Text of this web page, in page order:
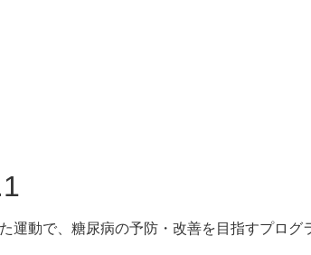
運動で、糖尿病の予防・改善を目指すプログ